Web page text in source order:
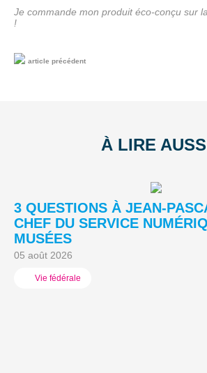
Je commande mon produit éco-conçu sur la
!
article précédent
À LIRE
3 QUESTIONS À JEAN-
CHEF DU SERVICE
MUSÉES
05 août 2026
Vie fédérale